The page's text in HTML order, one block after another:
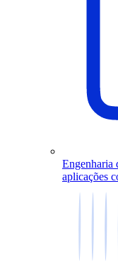
Engenharia
aplicações